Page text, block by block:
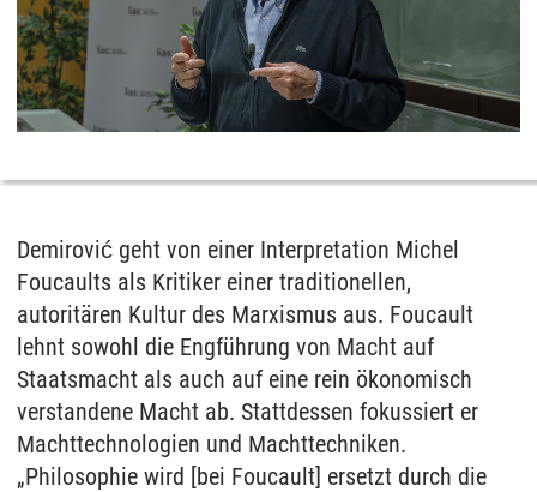
Demirović geht von einer Interpretation Michel
Foucaults als Kritiker einer traditionellen,
autoritären Kultur des Marxismus aus. Foucault
lehnt sowohl die Engführung von Macht auf
Staatsmacht als auch auf eine rein ökonomisch
verstandene Macht ab. Stattdessen fokussiert er
Machttechnologien und Machttechniken.
„Philosophie wird [bei Foucault] ersetzt durch die